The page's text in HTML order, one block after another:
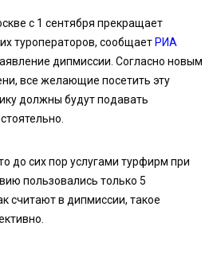
с 1 сентября прекращает
туроператоров, сообщает РИА
дипмиссии. Согласно новым
все желающие посетить эту
должны будут подавать
до сих пор услугами турфирм при
пользовались только 5
считают в дипмиссии, такое